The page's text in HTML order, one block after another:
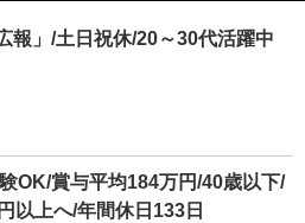
報」/土日祝休/20～30代活躍中
OK/賞与平均184万円/40歳以下/
以上へ/年間休日133日